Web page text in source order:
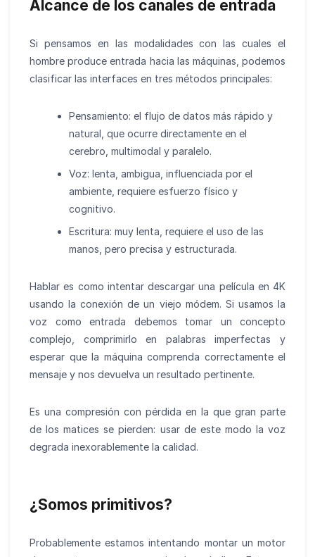
Alcance de los canales de entrada
Si pensamos en las modalidades con las cuales el
hombre produce entrada hacia las máquinas, podemos
clasificar las interfaces en tres métodos principales:
Pensamiento: el flujo de datos más rápido y
natural, que ocurre directamente en el
cerebro, multimodal y paralelo.
Voz: lenta, ambigua, influenciada por el
ambiente, requiere esfuerzo físico y
cognitivo.
Escritura: muy lenta, requiere el uso de las
manos, pero precisa y estructurada.
Hablar es como intentar descargar una película en 4K
usando la conexión de un viejo módem. Si usamos la
voz como entrada debemos tomar un concepto
complejo, comprimirlo en palabras imperfectas y
esperar que la máquina comprenda correctamente el
mensaje y nos devuelva un resultado pertinente.
Es una compresión con pérdida en la que gran parte
de los matices se pierden: usar de este modo la voz
degrada inexorablemente la calidad.
¿Somos primitivos?
Probablemente estamos intentando montar un motor